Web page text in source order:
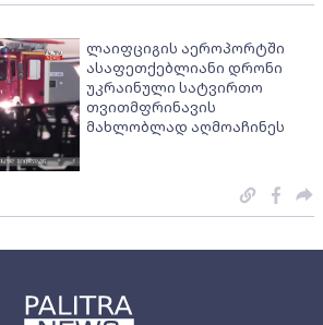
ლაიფციგის აეროპორტში
ასაფეთქებლიანი დრონი
უკრაინული სატვირთო
თვითმფრინავის
მახლობლად აღმოაჩინეს